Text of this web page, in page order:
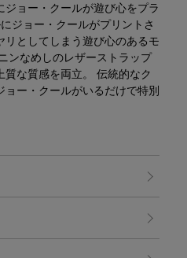
ョー・クールが遊び心をプラ
ジョー・クールがプリントさ
リとしてしまう遊び心のあるモ
ンなめしのレザーストラップ
質な質感を両立。 伝統的なク
ー・クールがいるだけで特別